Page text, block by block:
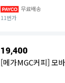
무료배송
11번가
19,400
[메가MGC커피] 모